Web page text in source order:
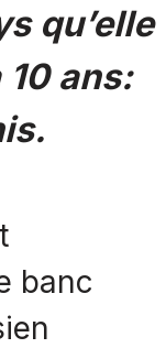
qu’elle
ans:
banc